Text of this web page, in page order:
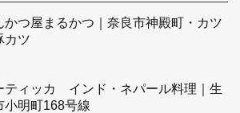
かつ屋まるかつ｜奈良市神殿町・カツ
カツ
ティッカ インド・ネパール料理｜生
小明町168号線